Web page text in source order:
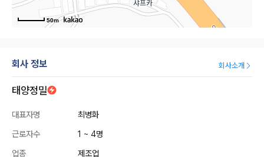
50m
회사 정보 회사소개
태양정밀
대표자명
최병화
근로자수
1 ~ 4명
업종
제조업